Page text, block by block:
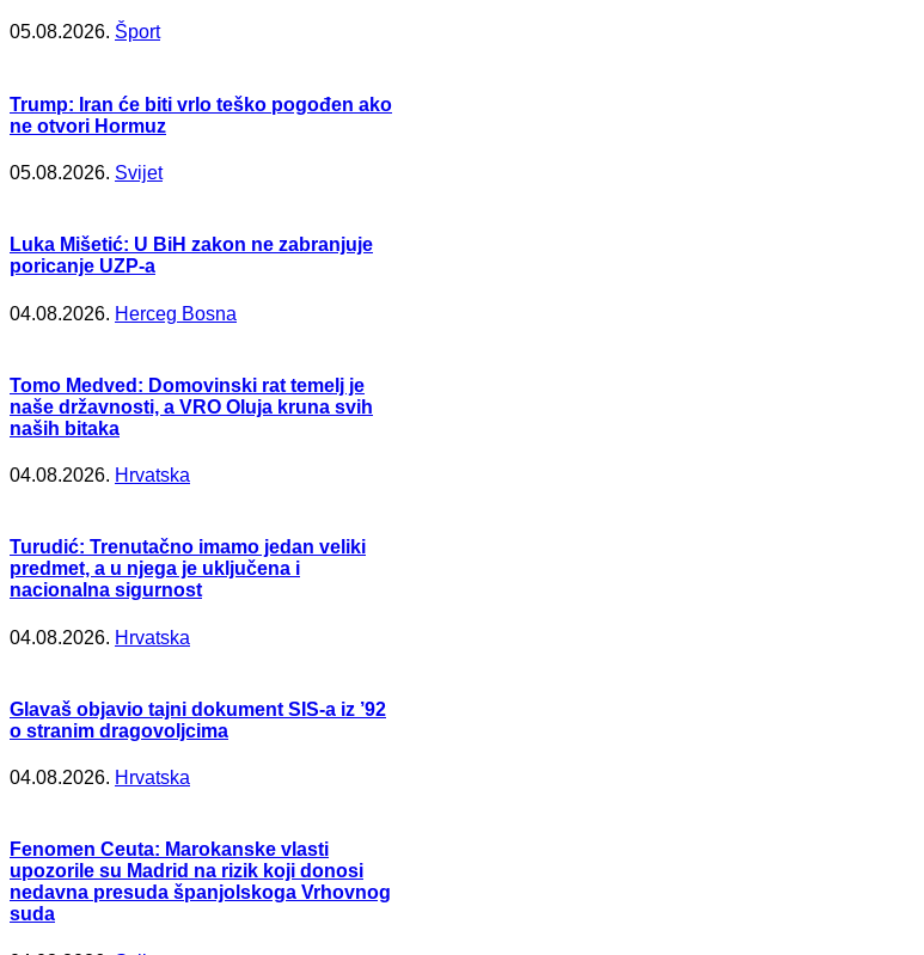
05.08.2026. Šport
Trump: Iran će biti vrlo teško pogođen ako
ne otvori Hormuz
05.08.2026. Svijet
Luka Mišetić: U BiH zakon ne zabranjuje
poricanje UZP-a
04.08.2026. Herceg Bosna
Tomo Medved: Domovinski rat temelj je
naše državnosti, a VRO Oluja kruna svih
naših bitaka
04.08.2026. Hrvatska
Turudić: Trenutačno imamo jedan veliki
predmet, a u njega je uključena i
nacionalna sigurnost
04.08.2026. Hrvatska
Glavaš objavio tajni dokument SIS-a iz ’92
o stranim dragovoljcima
04.08.2026. Hrvatska
Fenomen Ceuta: Marokanske vlasti
upozorile su Madrid na rizik koji donosi
nedavna presuda španjolskoga Vrhovnog
suda